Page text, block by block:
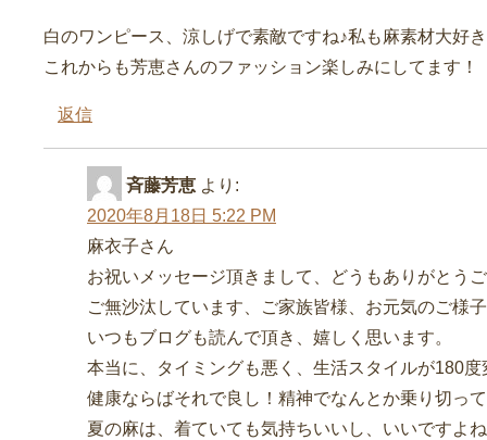
白のワンピース、涼しげで素敵ですね♪私も麻素材大好
これからも芳恵さんのファッション楽しみにしてます！
返信
斉藤芳恵 より:
2020年8月18日 5:22 PM
麻衣子さん
お祝いメッセージ頂きまして、どうもありがとう
ご無沙汰しています、ご家族皆様、お元気のご様
いつもブログも読んで頂き、嬉しく思います。
本当に、タイミングも悪く、生活スタイルが180
健康ならばそれで良し！精神でなんとか乗り切っ
夏の麻は、着ていても気持ちいいし、いいですよ